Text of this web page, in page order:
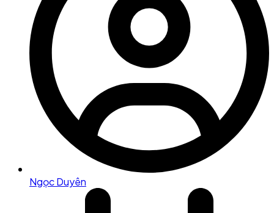
Ngọc Duyên